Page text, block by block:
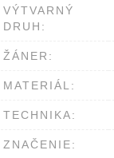
VÝTVARNÝ
DRUH:
ŽÁNER:
MATERIÁL:
TECHNIKA:
ZNAČENIE: